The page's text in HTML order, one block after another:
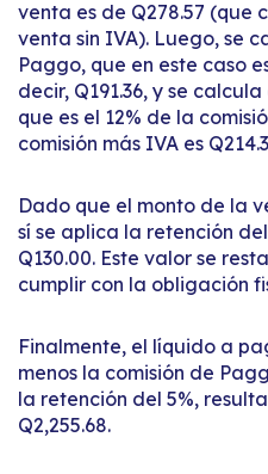
venta es de Q278.57 (que
venta sin IVA). Luego, se
Paggo, que en este caso
decir, Q191.36, y se
que es el 12% de la
comisión más IVA es
Dado que el monto de la
sí se aplica la retención
Q130.00. Este valor se
cumplir con la obligación
Finalmente, el líquido a
menos la comisión de
la retención del 5%,
Q2,255.68.